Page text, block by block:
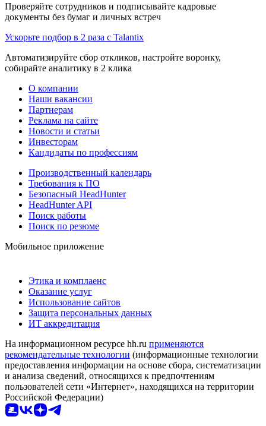
Проверяйте сотрудников и подписывайте кадровые
документы без бумаг и личных встреч
Ускорьте подбор в 2 раза с Talantix
Автоматизируйте сбор откликов, настройте воронку,
собирайте аналитику в 2 клика
О компании
Наши вакансии
Партнерам
Реклама на сайте
Новости и статьи
Инвесторам
Кандидаты по профессиям
Производственный календарь
Требования к ПО
Безопасный HeadHunter
HeadHunter API
Поиск работы
Поиск по резюме
Мобильное приложение
Этика и комплаенс
Оказание услуг
Использование сайтов
Защита персональных данных
ИТ аккредитация
На информационном ресурсе hh.ru применяются
рекомендательные технологии (информационные технологии
предоставления информации на основе сбора, систематизации
и анализа сведений, относящихся к предпочтениям
пользователей сети «Интернет», находящихся на территории
Российской Федерации)